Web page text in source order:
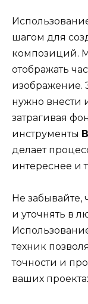
шагом для
композиций.
отображать
изображение.
нужно внести
затрагивая
инструменты
делает
интереснее и
Не
и уточнять в
техник
точности и
ваших